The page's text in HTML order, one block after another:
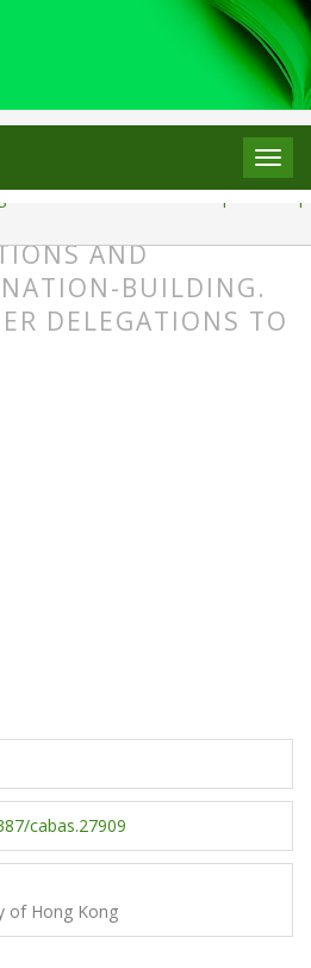
La escuela en el escaparate: el
AND
BUILDING.
DELEGATIONS TO
cabas.27909
of Hong Kong